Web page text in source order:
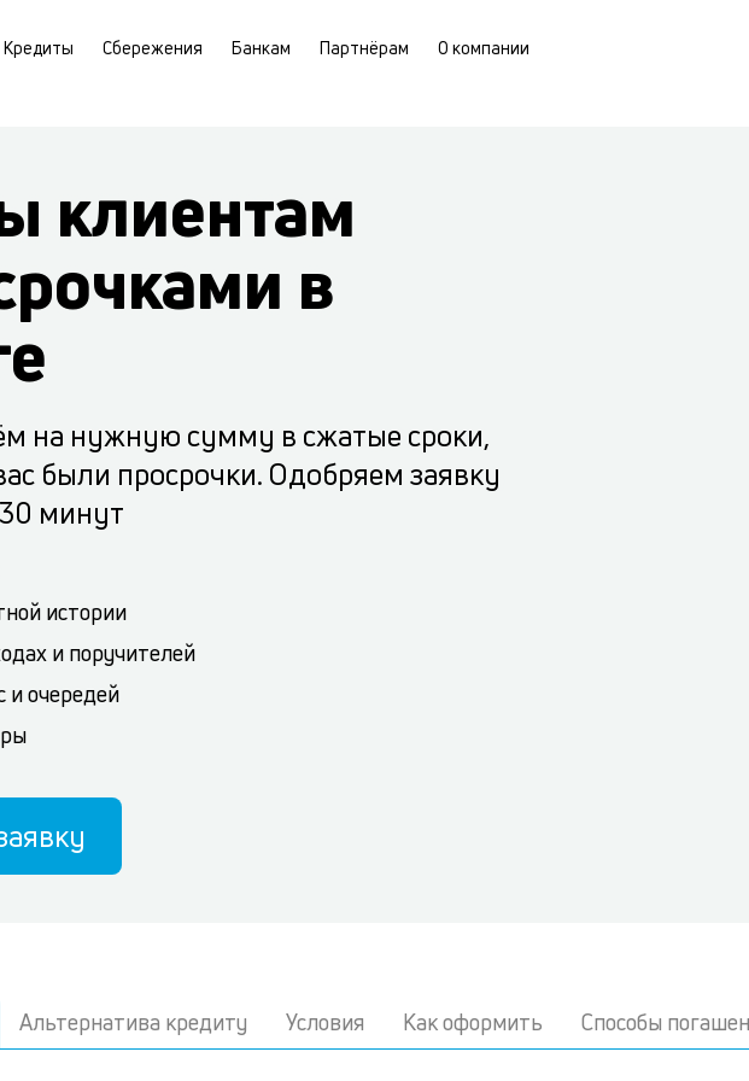
Кредиты Сбережения Банкам Партнёрам О компании
клиентам
в
на нужную сумму в сжатые сроки,
были просрочки. Одобряем заявку
минут
истории
и поручителей
и очередей
Альтернатива кредиту Условия Как оформить Способы